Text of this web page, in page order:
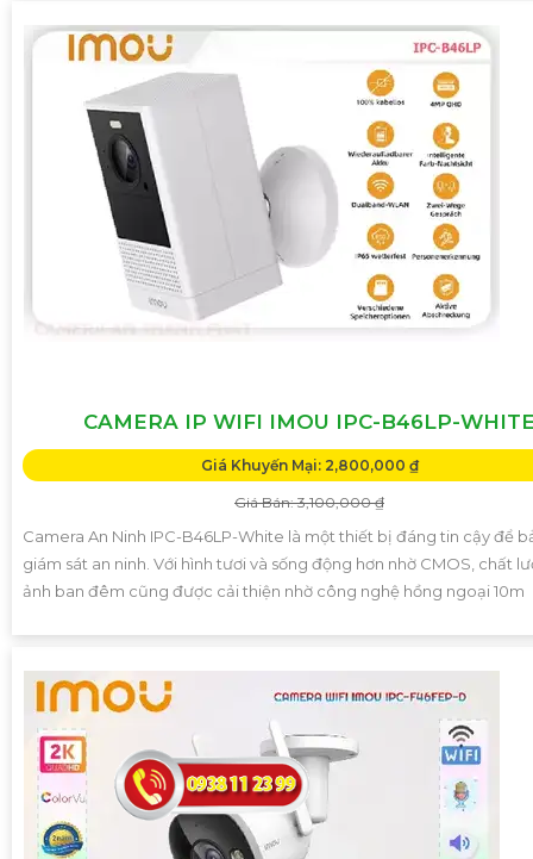
CAMERA IP WIFI IMOU IPC-B46LP-
Giá Khuyến Mại: 2,800,000 ₫
Giá Bán: 3,100,000 ₫
Camera An Ninh IPC-B46LP-White là một thiết bị đáng tin cậy để
giám sát an ninh. Với hình tươi và sống động hơn nhờ CMOS, chất
ảnh ban đêm cũng được cải thiện nhờ công nghệ hồng ngoại 10m